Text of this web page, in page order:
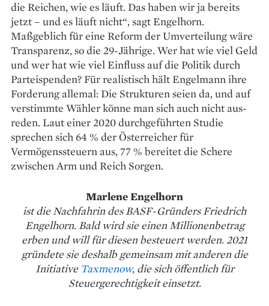
die Reichen, wie es läuft. Das haben wir ja bereits
jetzt – und es läuft nicht“, sagt Engelhorn.
Maßgeblich für eine Reform der Umverteilung wäre
Transparenz, so die 29-Jährige. Wer hat wie viel Geld
und wer hat wie viel Einfluss auf die Politik durch
Parteispenden? Für realistisch hält Engelmann ihre
Forderung allemal: Die Strukturen seien da, und auf
verstimmte Wähler könne man sich auch nicht aus­
reden. Laut einer 2020 durchgeführten Studie
sprechen sich 64 % der Österreicher für
Vermögenssteuern aus, 77 % bereitet die Schere
zwischen Arm und Reich Sorgen.
Marlene Engelhorn
ist die Nachfahrin des BASF-Gründers Friedrich
Engelhorn. Bald wird sie einen Millionenbetrag
erben und will für diesen besteuert werden. 2021
gründete sie deshalb gemeinsam mit anderen die
Initiative Taxmenow, die sich öffentlich für
Steuergerechtigkeit einsetzt.